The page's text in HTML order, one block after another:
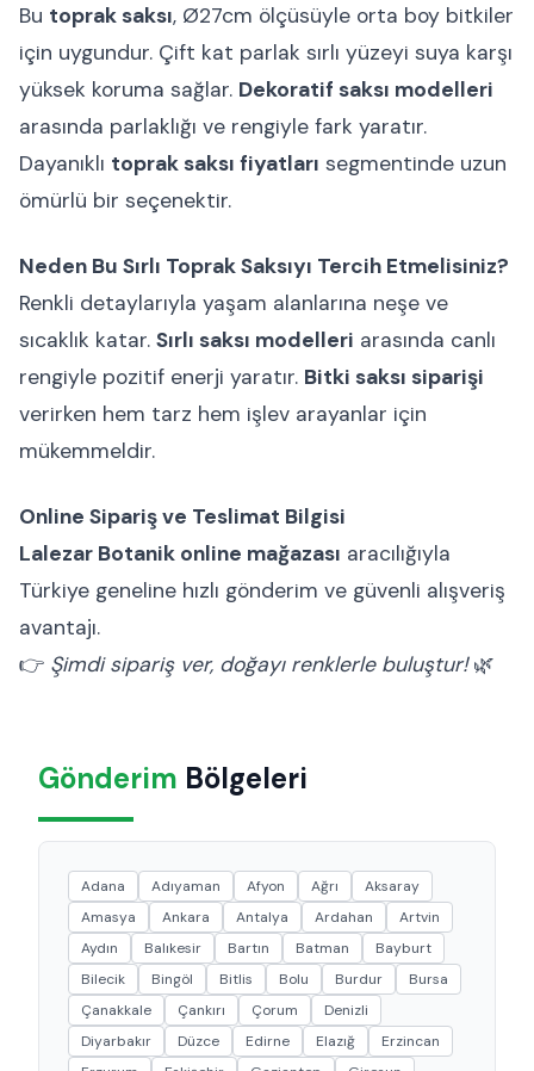
Bu toprak saksı, Ø27cm ölçüsüyle orta boy bitkiler
için uygundur. Çift kat parlak sırlı yüzeyi suya karşı
yüksek koruma sağlar. Dekoratif saksı modelleri
arasında parlaklığı ve rengiyle fark yaratır.
Dayanıklı toprak saksı fiyatları segmentinde uzun
ömürlü bir seçenektir.
Neden Bu Sırlı Toprak Saksıyı Tercih Etmelisiniz?
Renkli detaylarıyla yaşam alanlarına neşe ve
sıcaklık katar. Sırlı saksı modelleri arasında canlı
rengiyle pozitif enerji yaratır. Bitki saksı siparişi
verirken hem tarz hem işlev arayanlar için
mükemmeldir.
Online Sipariş ve Teslimat Bilgisi
Lalezar Botanik online mağazası aracılığıyla
Türkiye geneline hızlı gönderim ve güvenli alışveriş
avantajı.
👉 Şimdi sipariş ver, doğayı renklerle buluştur!🌿
Gönderim Bölgeleri
Adana Adıyaman Afyon Ağrı
Aksaray
Amasya
Ankara Antalya Ardahan
Artvin
Aydın
Balıkesir Bartın Batman
Bayburt
Bilecik
Bingöl Bitlis Bolu Burdur
Bursa
Çanakkale
Çankırı Çorum
Denizli
Diyarbakır
Düzce Edirne Elazığ
Erzincan